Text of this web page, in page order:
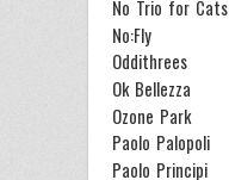
No Trio for Cats
No:Fly
Oddithrees
Ok Bellezza
Ozone Park
Paolo Palopoli
Paolo Principi